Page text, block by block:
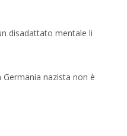
disadattato mentale li
nazista non è